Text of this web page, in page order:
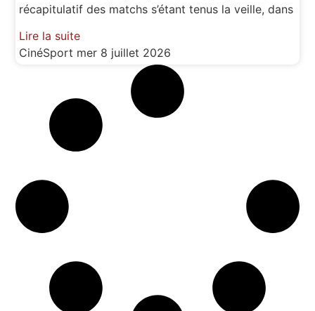
récapitulatif des matchs s’étant tenus la veille, dans
Lire la suite
CinéSport mer 8 juillet 2026